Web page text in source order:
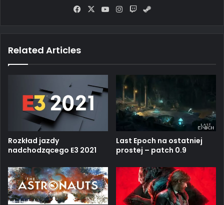
Fa
X
Yo
Ins
Tw
Related Articles
Rozkład jazdy
nadchodzącego E3 2021
Last Epoch na ostatniej
prostej – patch 0.9